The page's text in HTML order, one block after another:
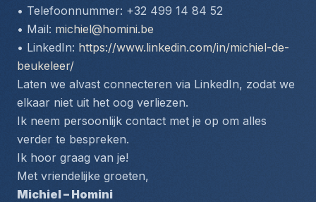
• Telefoonnummer: +32 499 14 84 52
• Mail: michiel@homini.be
• LinkedIn: https://www.linkedin.com/in/michiel-de-
beukeleer/
Laten we alvast connecteren via LinkedIn, zodat we
elkaar niet uit het oog verliezen.
Ik neem persoonlijk contact met je op om alles
verder te bespreken.
Ik hoor graag van je!
Met vriendelijke groeten,
Michiel – Homini